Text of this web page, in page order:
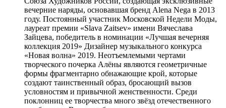
вечерние наряды, основавшая бренд Alena Nega в 2013
году. Постоянный участник Московской Недели Моды,
лауреат премии «Slava Zaitsev» имени Вячеслава
Зайцева, победитель в номинации «Лучшая вечерняя
коллекция 2019» Дизайнер музыкального конкурса
«Новая волна» 2019. Неотъемлемыми чертами
творческого почерка Алёны являются геометричные
формы фрагментарно обнажающие крой, которые
создают таинственный образ, бросающий вызов
условностям и привычной женственности. Среди
поклонниц ее творчества много звёзд отечественного